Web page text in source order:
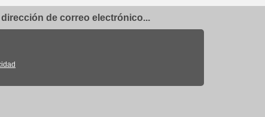
de correo electrónico...